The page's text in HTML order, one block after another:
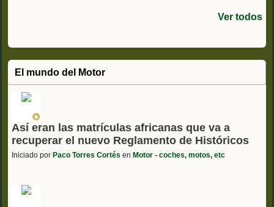
Ver todos
El mundo del Motor
Así eran las matrículas africanas que va a
recuperar el nuevo Reglamento de Históricos
Iniciado por Paco Torres Cortés en Motor - coches, motos, etc